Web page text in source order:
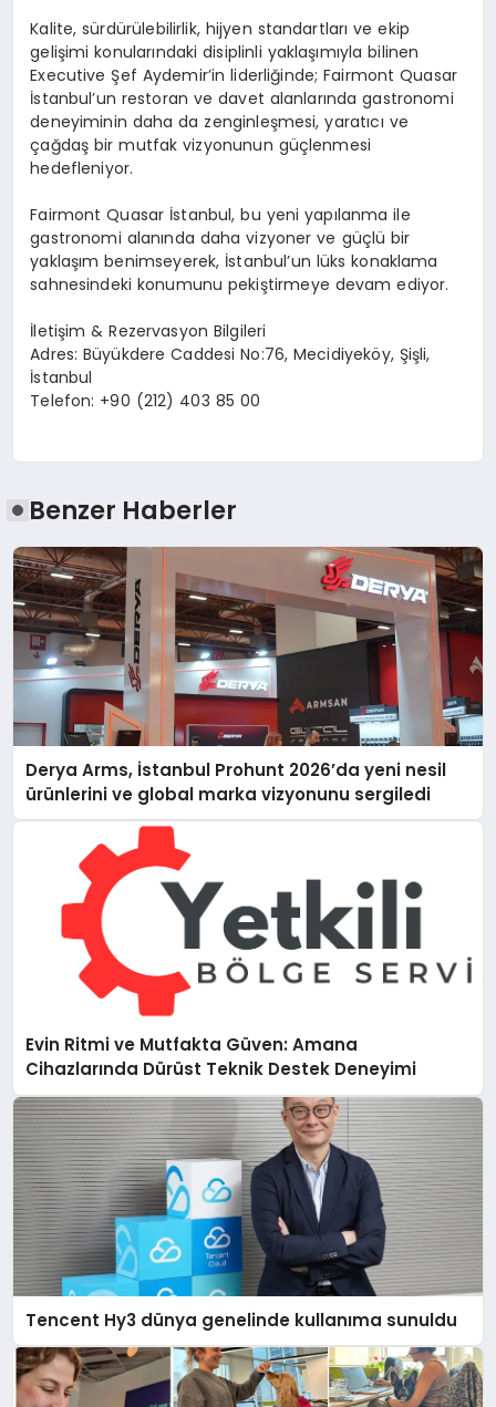
Kalite, sürdürülebilirlik, hijyen standartları ve ekip
gelişimi konularındaki disiplinli yaklaşımıyla bilinen
Executive Şef Aydemir’in liderliğinde; Fairmont Quasar
İstanbul’un restoran ve davet alanlarında gastronomi
deneyiminin daha da zenginleşmesi, yaratıcı ve
çağdaş bir mutfak vizyonunun güçlenmesi
hedefleniyor.
Fairmont Quasar İstanbul, bu yeni yapılanma ile
gastronomi alanında daha vizyoner ve güçlü bir
yaklaşım benimseyerek, İstanbul’un lüks konaklama
sahnesindeki konumunu pekiştirmeye devam ediyor.
İletişim & Rezervasyon Bilgileri
Adres: Büyükdere Caddesi No:76, Mecidiyeköy, Şişli,
İstanbul
Telefon: +90 (212) 403 85 00
Benzer Haberler
Derya Arms, İstanbul Prohunt 2026’da yeni nesil
ürünlerini ve global marka vizyonunu sergiledi
Evin Ritmi ve Mutfakta Güven: Amana
Cihazlarında Dürüst Teknik Destek Deneyimi
Tencent Hy3 dünya genelinde kullanıma sunuldu